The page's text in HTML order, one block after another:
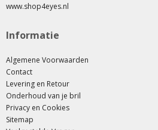
www.shop4eyes.nl
Informatie
Algemene Voorwaarden
Contact
Levering en Retour
Onderhoud van je bril
Privacy en Cookies
Sitemap